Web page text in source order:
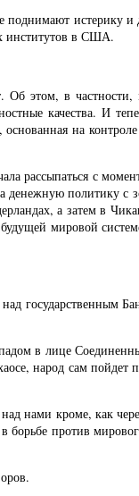
истерику
институтов в США.
этом, в
качества. И
на
рассыпаться с
денежную политику с
а затем в
будущей мировой
государственным
в лице
народ сам пойдет
нами кроме, как
против